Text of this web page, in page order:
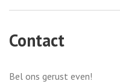
Contact
Bel ons gerust even!